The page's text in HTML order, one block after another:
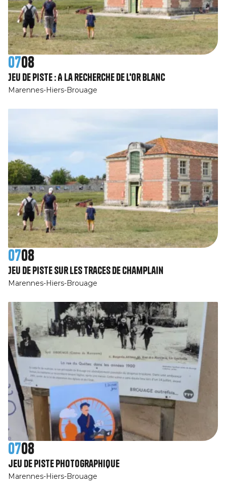
0708
Jeu de piste : A la recherche de l'or blanc
Marennes-Hiers-Brouage
0708
Jeu de piste Sur les traces de Champlain
Marennes-Hiers-Brouage
0708
jeu de piste photographique
Marennes-Hiers-Brouage